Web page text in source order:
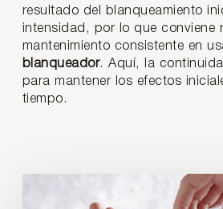
resultado del blanqueamiento
intensidad, por lo que conviene
mantenimiento consistente en
blanqueador. Aquí, la
para mantener los efectos
tiempo.